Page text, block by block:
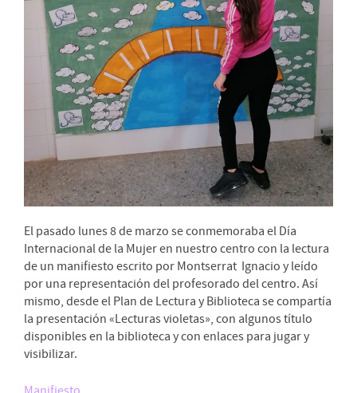
El pasado lunes 8 de marzo se conmemoraba el Día
Internacional de la Mujer en nuestro centro con la lectura
de un manifiesto escrito por Montserrat Ignacio y leído
por una representación del profesorado del centro. Así
mismo, desde el Plan de Lectura y Biblioteca se compartía
la presentación «Lecturas violetas», con algunos título
disponibles en la biblioteca y con enlaces para jugar y
visibilizar.